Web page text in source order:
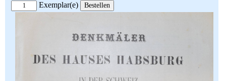
ImpressumExemplar(e)